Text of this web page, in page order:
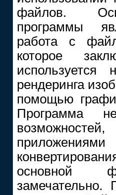
файлов.
программы
работа с
которое
используется
рендеринга
помощью
Программа
приложениями
основной
замечательно.